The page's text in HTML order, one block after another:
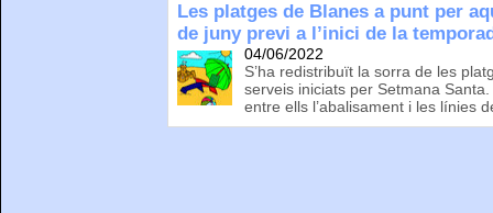
Les platges de Blanes a punt per
de juny previ a l’inici de la
04/06/2022
S’ha redistribuït la sorra de les
serveis iniciats per Setmana
entre ells l’abalisament i les línies